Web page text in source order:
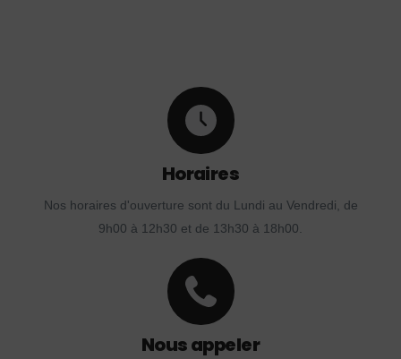
Horaires
Nos horaires d'ouverture sont du Lundi au Vendredi, de
9h00 à 12h30 et de 13h30 à 18h00.
Nous appeler